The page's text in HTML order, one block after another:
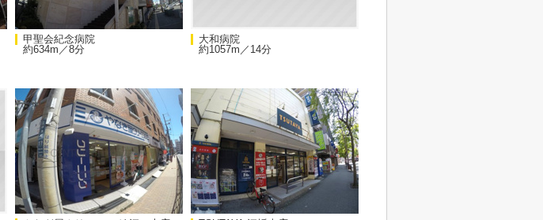
甲聖会紀念病院
約634m／8分
大和病院
約1057m／14分